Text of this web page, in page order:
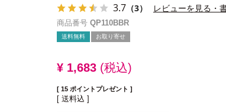
3.7 （3） レビューを見る・
商品番号 QP110BBR
送料無料 お取り寄せ
¥ 1,683 税込
[ 15 ポイントプレゼント ]
送料込